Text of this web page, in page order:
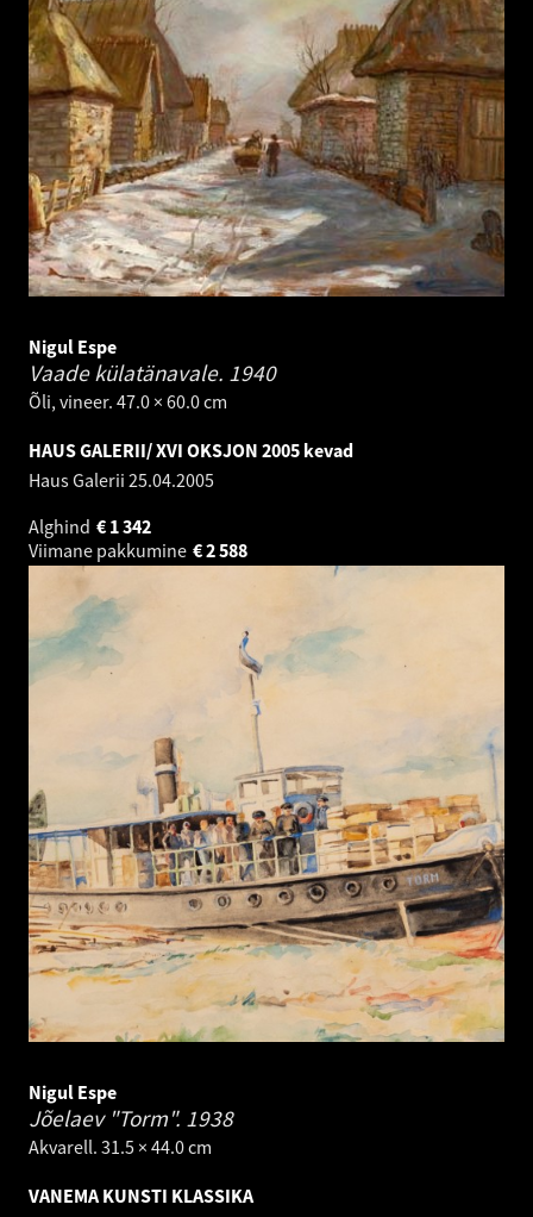
Nigul Espe
Vaade külatänavale. 1940
Õli, vineer. 47.0 × 60.0 cm
HAUS GALERII/ XVI OKSJON 2005 kevad
Haus Galerii 25.04.2005
Alghind
1 342
€
Viimane pakkumine
2 588
€
Nigul Espe
Jõelaev "Torm". 1938
Akvarell. 31.5 × 44.0 cm
VANEMA KUNSTI KLASSIKA